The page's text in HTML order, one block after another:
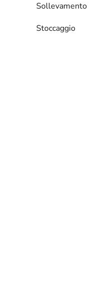
Sollevamento
Stoccaggio